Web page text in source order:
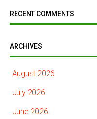
RECENT COMMENTS
ARCHIVES
August 2026
July 2026
June 2026